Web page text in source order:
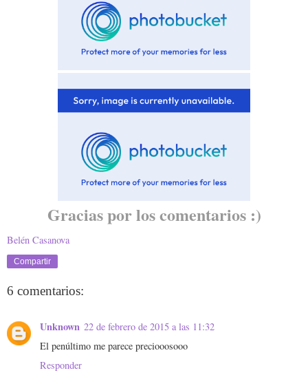
Gracias por los comentarios :)
Belén Casanova
Compartir
6 comentarios:
Unknown 22 de febrero de 2015 a las 11:32
El penúltimo me parece preciooosooo
Responder